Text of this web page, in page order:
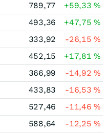
789,77 +59,33%
493,36 +47,75%
333,92 -26,15%
452,15 +17,81%
366,99 -14,92%
433,83 -16,53%
527,46 -11,46%
588,64 -12,25%